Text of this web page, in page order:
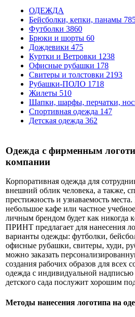
ОДЕЖДА
Бейсболки, кепки, панамы
Футболки 3860
Брюки и шорты 60
Дождевики 475
Куртки и Ветровки 1238
Офисные рубашки 178
Свитеры и толстовки 2193
Рубашки-ПОЛО 1718
Жилеты 510
Шапки, шарфы, перчатки,
Спортивная одежда 147
Детская одежда 362
Одежда с фирменным
компании
Корпоративная одежда для
внешний облик человека, а также,
престижность и узнаваемость
небольшое кафе или частное
личным брендом будет как
ПРИНТ предлагает для нанесения
варианты одежды: футболки,
офисные рубашки, свитеры, худи,
можно заказать
создания рабочих образов для всех
одежда с индивидуальной
детского сада послужит хорошим
Методы нанесения логотипа на